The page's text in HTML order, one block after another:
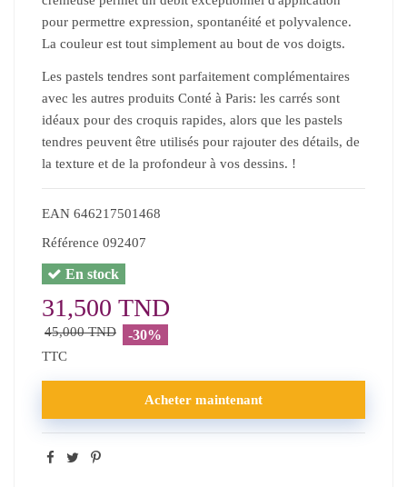
pour permettre expression, spontanéité et polyvalence.
La couleur est tout simplement au bout de vos doigts.
Les pastels tendres sont parfaitement complémentaires
avec les autres produits Conté à Paris: les carrés sont
idéaux pour des croquis rapides, alors que les pastels
tendres peuvent être utilisés pour rajouter des détails, de
la texture et de la profondeur à vos dessins. !
EAN 646217501468
Référence 092407
En stock
31,500 TND
45,000 TND -30%
TTC
Acheter maintenant